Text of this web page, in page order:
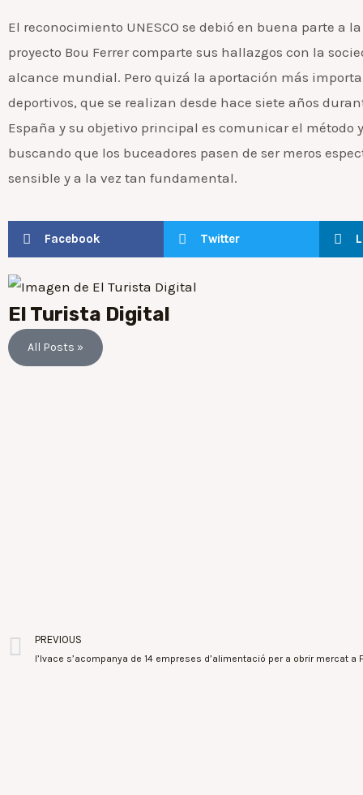
El reconocimiento UNESCO se debió en buena parte
proyecto Bou Ferrer comparte sus hallazgos con la
alcance mundial. Pero quizá la aportación más
deportivos, que se realizan desde hace siete años
España y su objetivo principal es comunicar el
buscando que los buceadores pasen de ser meros
sensible y a la vez tan fundamental.
Facebook Twitter
El Turista Digital
All Posts »
PREVIOUS
l’Ivace s’acompanya de 14 empreses d’alimentació per a obrir mercat a